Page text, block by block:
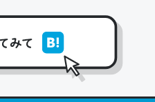
設置した。ポケットWifiみ
どAlexaしか使わないので
よ。参考：
entry/2019/05/15/1805